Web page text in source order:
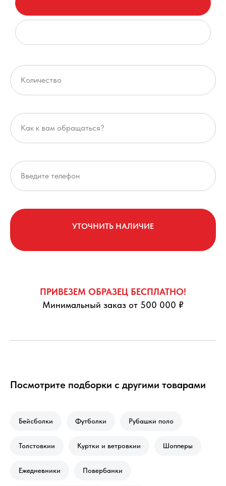
УТОЧНИТЬ НАЛИЧИЕ
ПРИВЕЗЕМ ОБРАЗЕЦ БЕСПЛАТНО!
Минимальный заказ от 500 000 ₽
Посмотрите подборки с другими товарами
Бейсболки Футболки Рубашки поло
Толстовкии Куртки и ветровкии Шопперы
Ежедневники Повербанки